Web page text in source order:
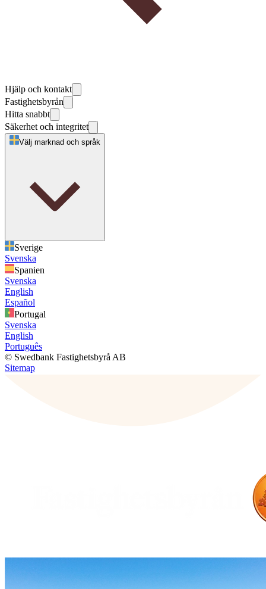
Hjälp och kontakt
Fastighetsbyrån
Hitta snabbt
Säkerhet och integritet
Välj marknad och språk
Sverige
Svenska
Spanien
Svenska
English
Español
Portugal
Svenska
English
Português
© Swedbank Fastighetsbyrå AB
Sitemap